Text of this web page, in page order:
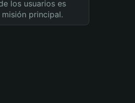
los usuarios es
misión principal.